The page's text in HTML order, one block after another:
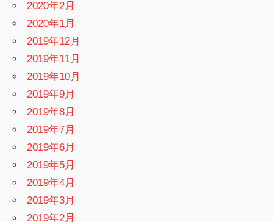
2020年2月
2020年1月
2019年12月
2019年11月
2019年10月
2019年9月
2019年8月
2019年7月
2019年6月
2019年5月
2019年4月
2019年3月
2019年2月